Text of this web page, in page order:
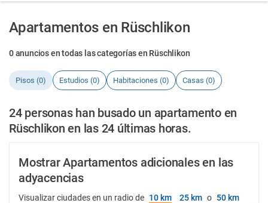
Apartamentos en Rüschlikon
0 anuncios en todas las categorías en Rüschlikon
Pisos (0) Estudios (0) Habitaciones (0) Casas (0)
24 personas han busado un apartamento en
Rüschlikon en las 24 últimas horas.
Mostrar Apartamentos adicionales en las
adyacencias
Visualizar ciudades en un radio de 10 km 25 km o 50 km